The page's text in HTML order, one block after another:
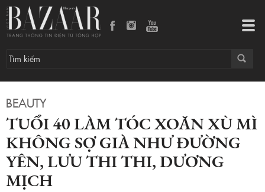
BEAUTY
TUỔI 40 LÀM TÓC XOĂN XÙ MÌ
KHÔNG SỢ GIÀ NHƯ ĐƯỜNG
YÊN, LƯU THI THI, DƯƠNG
MỊCH